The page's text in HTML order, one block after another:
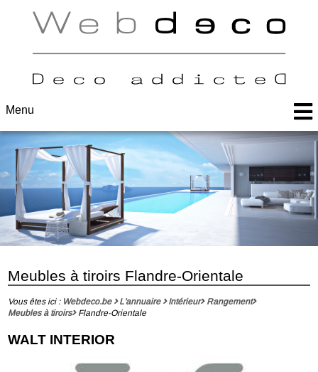
Menu
Meubles à tiroirs Flandre-Orientale
Vous êtes ici : Webdeco.be L'annuaire Intérieur
Rangement
Meubles à tiroirs
Flandre-Orientale
WALT INTERIOR